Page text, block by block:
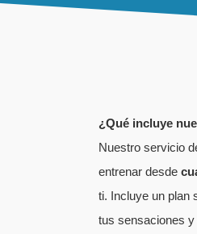
¿Qué incluye
Nuestro servicio
entrenar desde
ti. Incluye un plan
tus sensaciones